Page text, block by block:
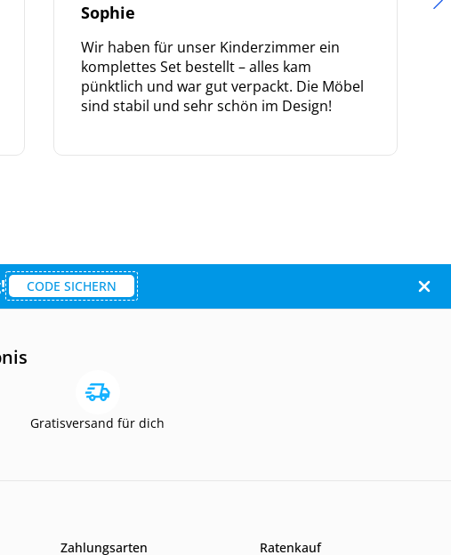
Sophie
Wir haben für unser Kinderzimmer ein
komplettes Set bestellt – alles kam
pünktlich und war gut verpackt. Die Möbel
sind stabil und sehr schön im Design!
CODE SICHERN
Gratisversand für dich
Zahlungsarten Ratenkauf